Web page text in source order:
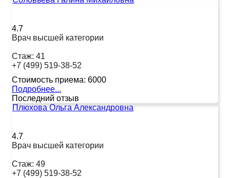
4.7
Врач высшей категории
Стаж: 41
+7 (499) 519-38-52
Стоимость приема: 6000
Подробнее...
Последний отзыв
Плюхова Ольга Александровна
4.7
Врач высшей категории
Стаж: 49
+7 (499) 519-38-52